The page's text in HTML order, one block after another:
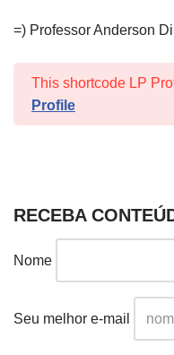
=) Professor Anderson
This shortcode LP
Profile
RECEBA
Nome
Seu melhor e-mail